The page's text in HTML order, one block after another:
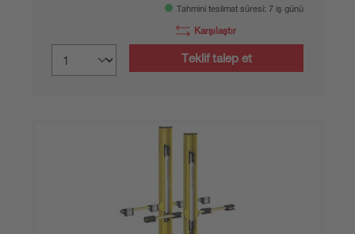
Tahmini teslimat süresi: 7 iş günü
Karşılaştır
Teklif talep et